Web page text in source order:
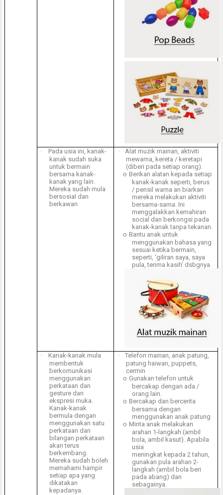
·
Pada usia ini, kanak-
kanak sudah suka
untuk bermain
bersama kanak-
kanak yang lain.
Mereka sudah mula
bersosial dan
berkawan
·
Alat muzik mainan, aktiviti
mewarna, kereta / keretapi
(diberi pada setiap orang).
o Berikan alatan kepada setiap
kanak-kanak seperti, berus
/ pensil warna an biarkan
mereka melakukan aktiviti
bersama-sama. Ini
menggalakkan kemahiran
social dan berkongsi pada
kanak-kanak tanpa tekanan.
o Bantu anak untuk
menggunakan bahasa yang
sesuai ketika bermain,
seperti, ‘giliran saya, saya
pula, terima kasih’ dsbgnya.
·
Kanak-kanak mula
membentuk
berkomunikasi
menggunakan
perkataan dan
gesture dan
ekspresi muka.
Kanak-kanak
bermula dengan
menggunakan satu
perkataan dan
bilangan perkataan
akan terus
berkembang.
Mereka sudah boleh
memahami hampir
setiap apa yang
dikatakan
kepadanya.
·
Telefon mainan, anak patung,
patung haiwan, puppets,
cermin
o Gunakan telefon untuk
bercakap dengan ada /
orang lain.
o Bercakap dan bercerita
bersama dengan
menggunakan anak patung
o Minta anak melakukan
arahan 1-langkah (ambil
bola, ambil kasut). Apabila
usia
meningkat kepada 2 tahun,
gunakan pula arahan 2-
langkah (ambil bola beri
pada abang) dan
sebagainya.